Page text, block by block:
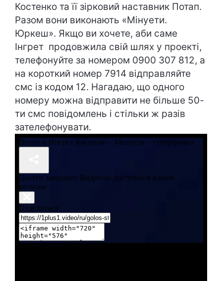
Костенко та її зірковий наставник Потап.
Разом вони виконають «Мінуети.
Юркеш». Якщо ви хочете, аби саме
Інгрет продовжила свій шлях у проекті,
телефонуйте за номером 0900 307 812, а
на короткий номер 7914 відправляйте
смс із кодом 12. Нагадаю, що одного
номеру можна відправити не більше 50-
ти смс повідомлень і стільки ж разів
зателефонувати.